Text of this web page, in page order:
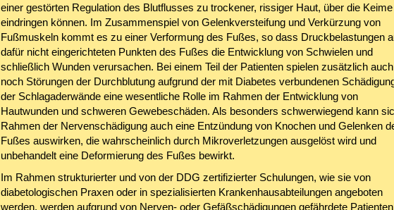
einer gestörten Regulation des Blutflusses zu trockener, rissiger Haut, über die Keime
eindringen können. Im Zusammenspiel von Gelenkversteifung und Verkürzung von
Fußmuskeln kommt es zu einer Verformung des Fußes, so dass Druckbelastungen
dafür nicht eingerichteten Punkten des Fußes die Entwicklung von Schwielen und
schließlich Wunden verursachen. Bei einem Teil der Patienten spielen zusätzlich auch
noch Störungen der Durchblutung aufgrund der mit Diabetes verbundenen
der Schlagaderwände eine wesentliche Rolle im Rahmen der Entwicklung von
Hautwunden und schweren Gewebeschäden. Als besonders schwerwiegend kann
Rahmen der Nervenschädigung auch eine Entzündung von Knochen und Gelenken
Fußes auswirken, die wahrscheinlich durch Mikroverletzungen ausgelöst wird und
unbehandelt eine Deformierung des Fußes bewirkt.
Im Rahmen strukturierter und von der DDG zertifizierter Schulungen, wie sie von
diabetologischen Praxen oder in spezialisierten Krankenhausabteilungen angeboten
werden, werden aufgrund von Nerven- oder Gefäßschädigungen gefährdete Patienten